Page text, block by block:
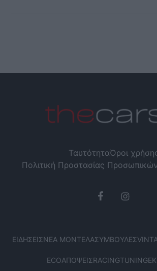
ΤαυτότηταΌροι
Πολιτική Προστασίας
ΕΙΔΉΣΕΙΣΝΈΑ ΜΟΝΤΈΛΑΣΥΜΒΟΥΛΈΣ
ECOΑΠΌΨΕΙΣRACINGTUNING